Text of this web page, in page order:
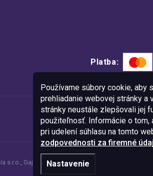
Používame súbory cookie, aby
prehliadanie webovej stránky a
stránky neustále zlepšovali jej
použiteľnosť. Informácie o tom,
pri udelení súhlasu na tomto
zodpovednosti za firemné
Nastavenie
Platba:
s.r.o., Gajova 4, Bratislava, 811 09